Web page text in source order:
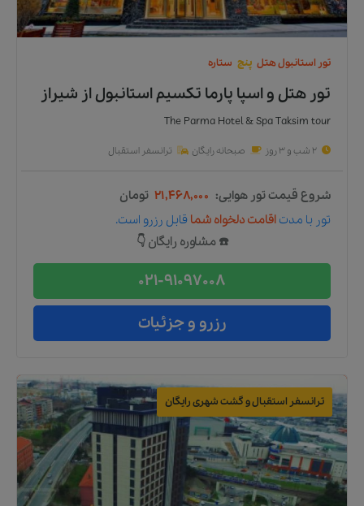
تور استانبولهتل پنج ستاره
تور هتل و اسپا پارما تکسیم استانبولاز شیراز
The Parma Hotel & Spa Taksim tour
2 شب و 3 روز صبحانه رایگان ترانسفر استقبال
شروع قیمت تور هوایی: ۲۱,۴۶۸,۰۰۰ تومان
تور با مدت اقامت دلخواه شما قابل رزرو است.
☎️ مشاوره رایگان 👇
021-91097008
رزرو و جزئیات
ترانسفر استقبال و گشت شهری رایگان